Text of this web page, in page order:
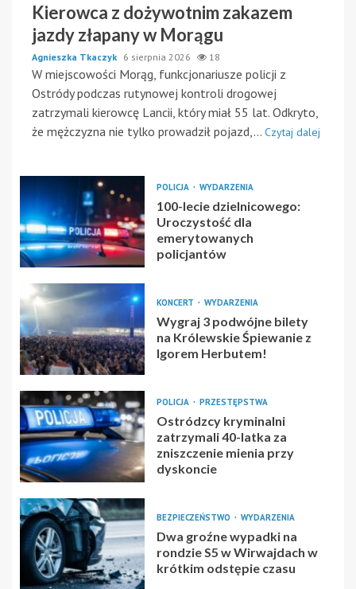
Kierowca z dożywotnim zakazem
jazdy złapany w Morągu
Agnieszka Tkaczyk 6 sierpnia 2026 18
W miejscowości Morąg, funkcjonariusze policji z
Ostródy podczas rutynowej kontroli drogowej
zatrzymali kierowcę Lancii, który miał 55 lat. Odkryto,
że mężczyzna nie tylko prowadził pojazd,... Czytaj dalej
POLICJA WYDARZENIA
100-lecie dzielnicowego:
Uroczystość dla
emerytowanych
policjantów
KONCERT WYDARZENIA
Wygraj 3 podwójne bilety
na Królewskie Śpiewanie z
Igorem Herbutem!
POLICJA PRZESTĘPSTWA
Ostródzcy kryminalni
zatrzymali 40-latka za
zniszczenie mienia przy
dyskoncie
BEZPIECZEŃSTWO WYDARZENIA
Dwa groźne wypadki na
rondzie S5 w Wirwajdach w
krótkim odstępie czasu